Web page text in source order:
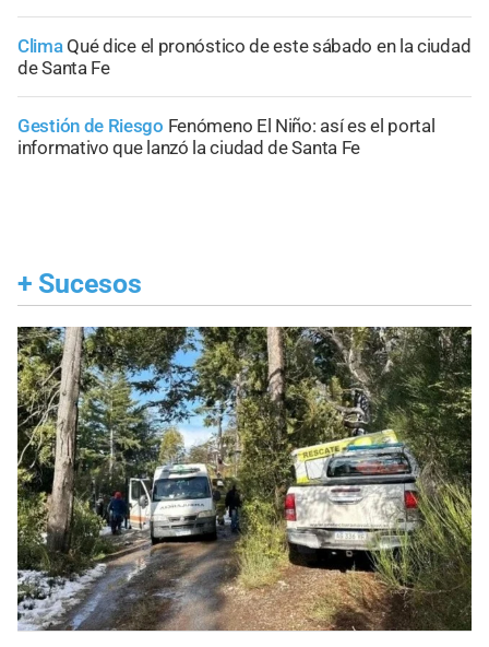
Clima Qué dice el pronóstico de este sábado en la ciudad
de Santa Fe
Gestión de Riesgo Fenómeno El Niño: así es el portal
informativo que lanzó la ciudad de Santa Fe
+ Sucesos